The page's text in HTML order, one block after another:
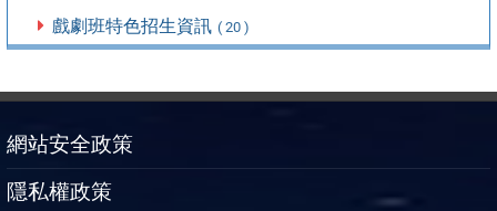
戲劇班特色招生資訊 ( 20 )
網站安全政策
隱私權政策